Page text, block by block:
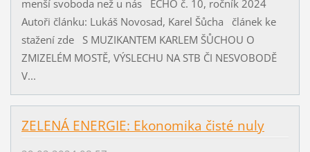
menší svoboda než u nás ECHO č. 10, ročník 2024
Autoři článku: Lukáš Novosad, Karel Šůcha článek ke
stažení zde S MUZIKANTEM KARLEM ŠŮCHOU O
ZMIZELÉM MOSTĚ, VÝSLECHU NA STB ČI NESVOBODĚ
V...
ZELENÁ ENERGIE: Ekonomika čisté nuly